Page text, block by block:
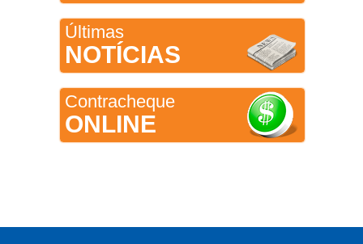
Últimas
NOTÍCIAS
Contracheque
ONLINE